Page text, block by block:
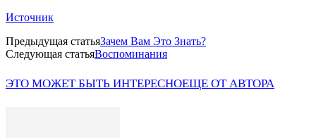
Источник
Предыдущая статьяЗачем Вам Это Знать?
Следующая статьяВоспоминания
ЭТО МОЖЕТ БЫТЬ ИНТЕРЕСНОЕЩЕ ОТ АВТОРА